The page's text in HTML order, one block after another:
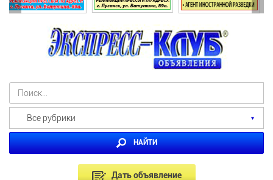
Все рубрики
НАЙТИ
Дать объявление